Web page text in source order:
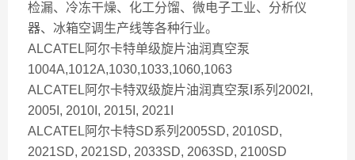
检漏、冷冻干燥、化工分馏、微电子工业、分析仪
器、冰箱空调生产线等各种行业。
ALCATEL阿尔卡特单级旋片油润真空泵
1004A,1012A,1030,1033,1060,1063
ALCATEL阿尔卡特双级旋片油润真空泵I系列2002I,
2005I, 2010I, 2015I, 2021I
ALCATEL阿尔卡特SD系列2005SD, 2010SD,
2021SD, 2021SD, 2033SD, 2063SD, 2100SD